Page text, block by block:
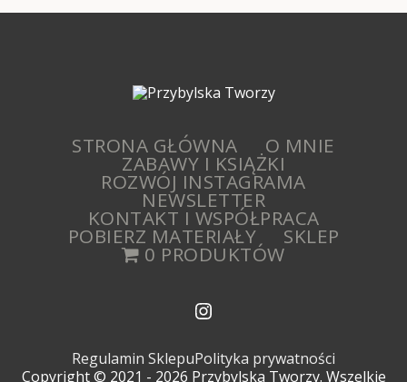
STRONA GŁÓWNA O MNIE
ZABAWY I KSIĄŻKI
ROZWÓJ INSTAGRAMA
NEWSLETTER
KONTAKT I WSPÓŁPRACA
POBIERZ MATERIAŁY SKLEP
0 PRODUKTÓW
Regulamin SklepuPolityka prywatności
Copyright © 2021 - 2026 Przybylska Tworzy. Wszelkie